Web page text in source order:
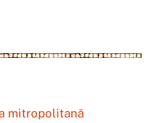
mitropolitană